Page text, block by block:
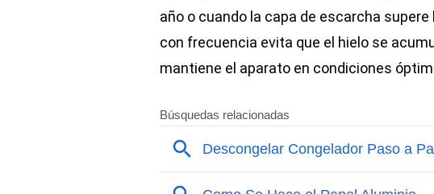
año o cuando la capa de escarcha
con frecuencia evita que el hielo se
mantiene el aparato en condiciones